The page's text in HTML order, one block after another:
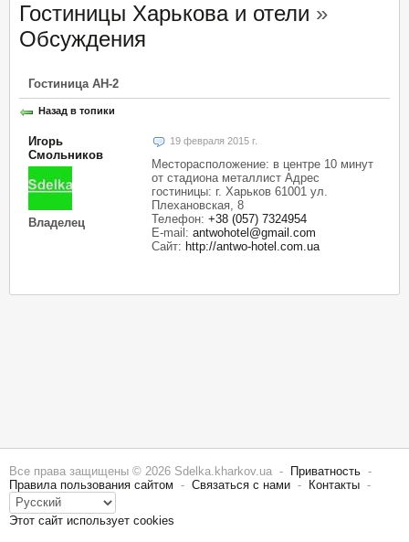
Гостиницы Харькова и отели »
Обсуждения
Гоcтиница АН-2
Назад в топики
Игорь
Смольников
Владелец
19 февраля 2015 г.
Месторасположение: в центре 10 минут
от стадиона металлист Адрес
гостиницы: г. Харьков 61001 ул.
Плехановская, 8
Телефон: +38 (057) 7324954
E-mail: antwohotel@gmail.com
Сайт: http://antwo-hotel.com.ua
Все права защищены © 2026 Sdelka.kharkov.ua - Приватность -
Правила пользования сайтом - Связаться с нами - Контакты -
Этот сайт использует cookies